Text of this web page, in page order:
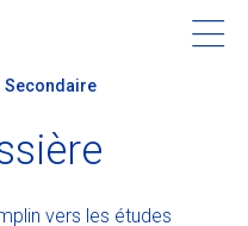
Secondaire
vers les études